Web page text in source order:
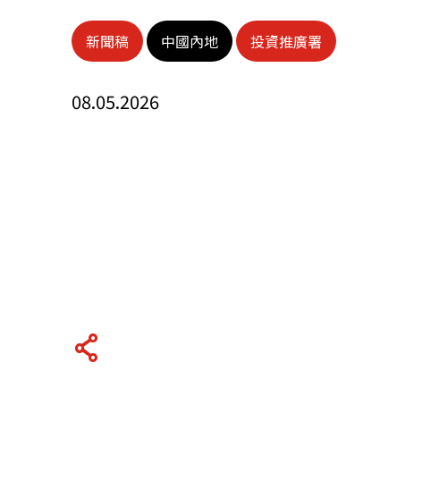
關於我們
聯繫我們
新聞稿 中國內地 投資推廣署
08.05.2026